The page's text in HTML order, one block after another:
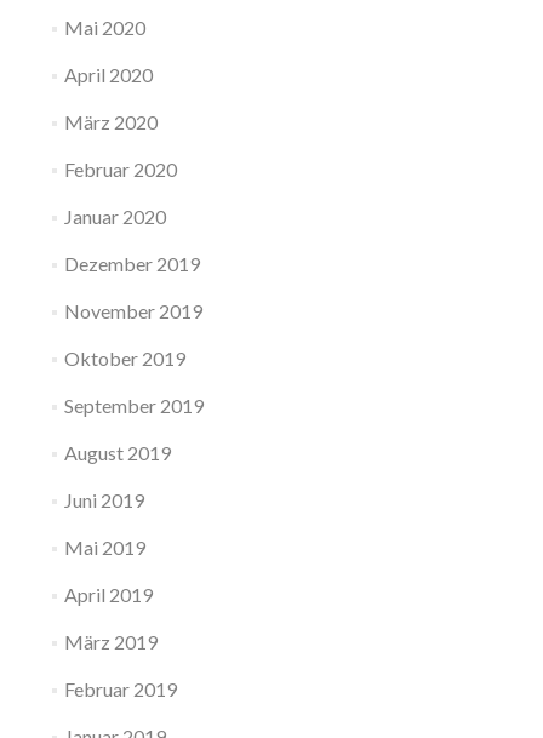
Mai 2020
April 2020
März 2020
Februar 2020
Januar 2020
Dezember 2019
November 2019
Oktober 2019
September 2019
August 2019
Juni 2019
Mai 2019
April 2019
März 2019
Februar 2019